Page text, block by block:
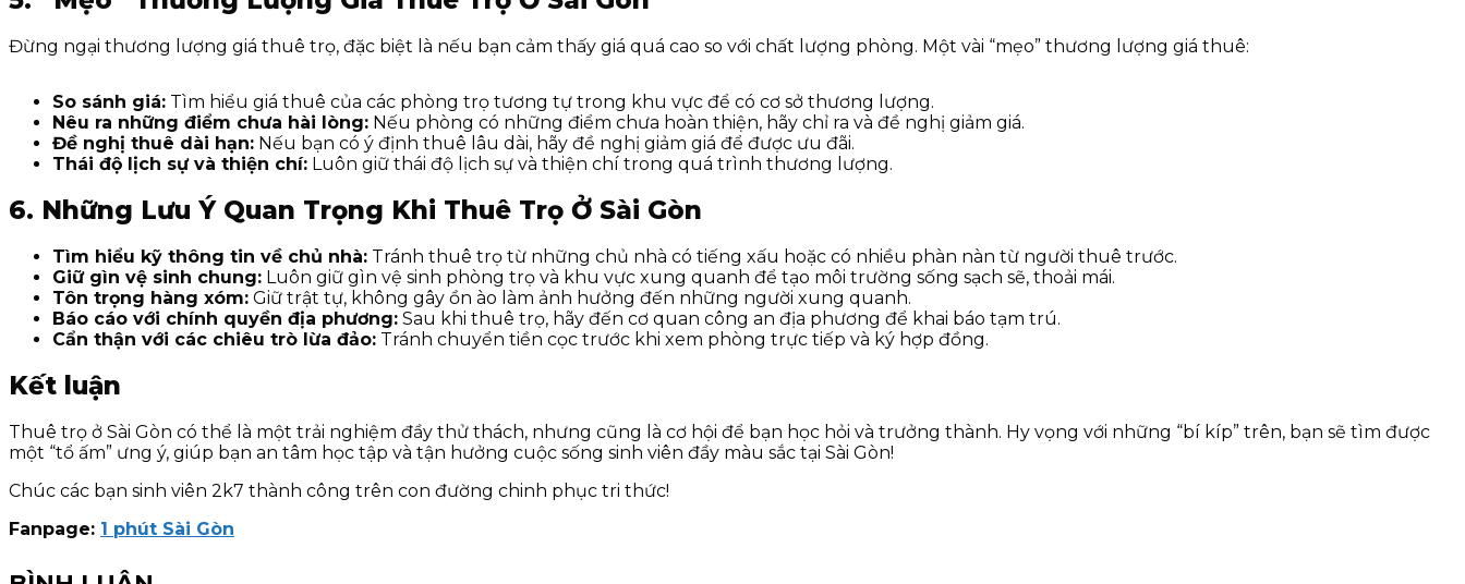
Đừng ngại thương lượng giá thuê trọ, đặc biệt là nếu bạn cảm thấy giá quá cao so với chất lượng phòng. Một vài “mẹo” thương lượng giá thuê:
So sánh giá: Tìm hiểu giá thuê của các phòng trọ tương tự trong khu vực để có cơ sở thương lượng.
Nêu ra những điểm chưa hài lòng: Nếu phòng có những điểm chưa hoàn thiện, hãy chỉ ra và đề nghị giảm giá.
Đề nghị thuê dài hạn: Nếu bạn có ý định thuê lâu dài, hãy đề nghị giảm giá để được ưu đãi.
Thái độ lịch sự và thiện chí: Luôn giữ thái độ lịch sự và thiện chí trong quá trình thương lượng.
6. Những Lưu Ý Quan Trọng Khi Thuê Trọ Ở Sài Gòn
Tìm hiểu kỹ thông tin về chủ nhà: Tránh thuê trọ từ những chủ nhà có tiếng xấu hoặc có nhiều phàn nàn từ người thuê trước.
Giữ gìn vệ sinh chung: Luôn giữ gìn vệ sinh phòng trọ và khu vực xung quanh để tạo môi trường sống sạch sẽ, thoải mái.
Tôn trọng hàng xóm: Giữ trật tự, không gây ồn ào làm ảnh hưởng đến những người xung quanh.
Báo cáo với chính quyền địa phương: Sau khi thuê trọ, hãy đến cơ quan công an địa phương để khai báo tạm trú.
Cẩn thận với các chiêu trò lừa đảo: Tránh chuyển tiền cọc trước khi xem phòng trực tiếp và ký hợp đồng.
Kết luận
Thuê trọ ở Sài Gòn có thể là một trải nghiệm đầy thử thách, nhưng cũng là cơ hội để bạn học hỏi và trưởng thành. Hy vọng với những “bí kíp” trên, bạn sẽ tìm được
một “tổ ấm” ưng ý, giúp bạn an tâm học tập và tận hưởng cuộc sống sinh viên đầy màu sắc tại Sài Gòn!
Chúc các bạn sinh viên 2k7 thành công trên con đường chinh phục tri thức!
Fanpage: 1 phút Sài Gòn